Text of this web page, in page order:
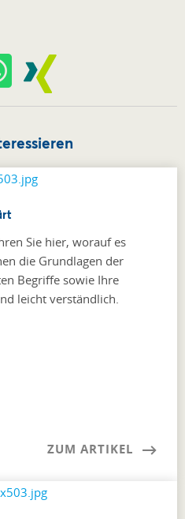
Sie hier, worauf es
die Grundlagen der
Begriffe sowie Ihre
leicht verständlich.
ZUM ARTIKEL